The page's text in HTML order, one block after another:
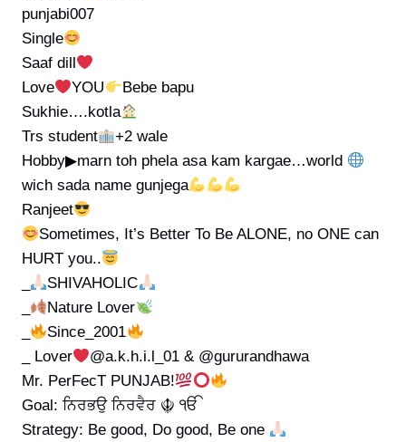
punjabi007
Single
Saaf dill
Love
YOU
Bebe bapu
Sukhie….kotla
Trs student
+2 wale
Hobby▶marn toh phela asa kam kargae…world
wich sada name gunjega
Ranjeet
Sometimes, It’s Better To Be ALONE, no ONE can
HURT you..
SHIVAHOLIC
Nature Lover
Since_2001
_ Lover
@a.k.h.i.l_01 & @gururandhawa
Mr. PerFecT PUNJAB!
Goal: ਨਿਰਭਉ ਨਿਰਵੈਰ ☬ ੴ
Strategy: Be good, Do good, Be one